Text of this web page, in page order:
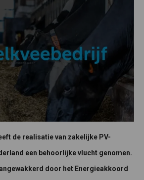
de realisatie van zakelijke PV-
een behoorlijke vlucht genomen.
door het Energieakkoord